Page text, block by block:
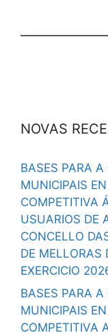
NOVAS
BASES PARA
MUNICIPAIS
COMPETITIVA
USUARIOS DE
CONCELLO
DE MELLORAS
EXERCICIO
BASES PARA
MUNICIPAIS
COMPETITIVA